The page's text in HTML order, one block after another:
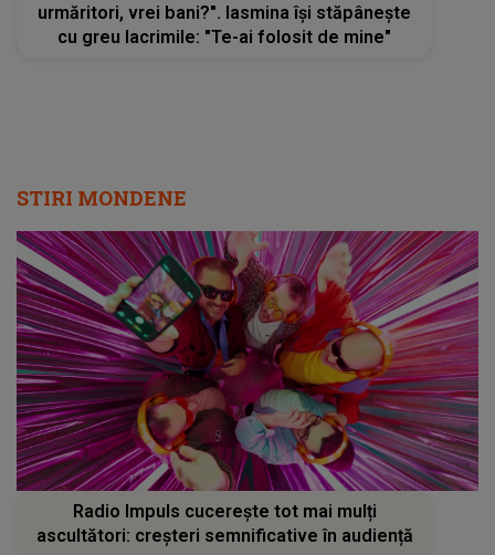
urmăritori, vrei bani?". Iasmina își stăpânește
cu greu lacrimile: "Te-ai folosit de mine"
STIRI MONDENE
Radio Impuls cucerește tot mai mulți
ascultători: creșteri semnificative în audiență